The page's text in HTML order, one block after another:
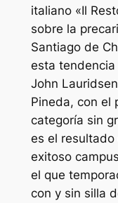
italiano «Il
sobre la
Santiago de
esta
John
Pineda, con el
categoría sin
es el
exitoso
el que
con y sin silla